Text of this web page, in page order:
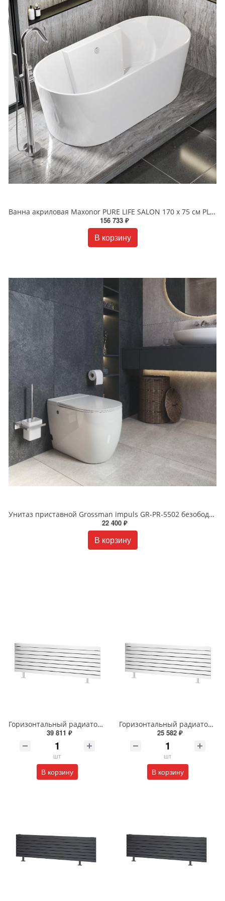
Ванна акриловая Maxonor PURE LIFE SALON 170 х 75 см PL-BT1704 белая
156 733 ₽
В корзину
Унитаз приставной Grossman impuls GR-PR-5502 безободковый белый
22 400 ₽
В корзину
Горизонтальный радиатор с боковым подключением напольный Arbiola Gorizont Liner HZ 91598 250 х 28 см белый
39 811 ₽
шт
В корзину
Горизонтальный радиатор с боковым подключением напольный Arbiola Gorizont Liner HZ 91505 50 х 48 см белый
25 582 ₽
шт
В корзину